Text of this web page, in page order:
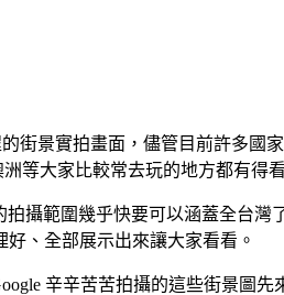
街景實拍畫面，儘管目前許多
等大家比較常去玩的地方都有得看
攝範圍幾乎快要可以涵蓋全台
、全部展示出來讓大家看看。
辛辛苦苦拍攝的這些街景圖